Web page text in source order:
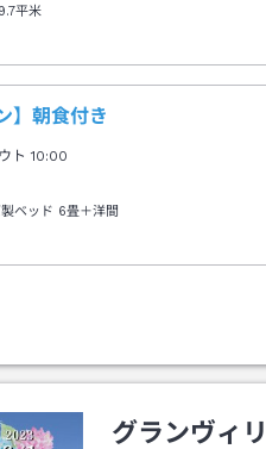
平米
】朝食付き
ト 10:00
ベッド 6畳＋洋間
グランヴィ